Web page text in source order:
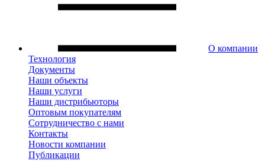
О компании
Технология
Документы
Наши объекты
Наши услуги
Наши дистрибьюторы
Оптовым покупателям
Сотрудничество с нами
Контакты
Новости компании
Публикации